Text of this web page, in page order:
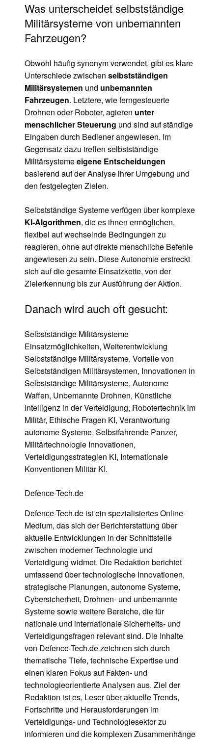
Was unterscheidet selbstständige
Militärsysteme von unbemannten
Fahrzeugen?
Obwohl häufig synonym verwendet, gibt es klare
Unterschiede zwischen selbstständigen
Militärsystemen und unbemannten
Fahrzeugen. Letztere, wie ferngesteuerte
Drohnen oder Roboter, agieren unter
menschlicher Steuerung und sind auf ständige
Eingaben durch Bediener angewiesen. Im
Gegensatz dazu treffen selbstständige
Militärsystemeeigene Entscheidungen
basierend auf der Analyse ihrer Umgebung und
den festgelegten Zielen.
Selbstständige Systeme verfügen über komplexe
KI-Algorithmen, die es ihnen ermöglichen,
flexibel auf wechselnde Bedingungen zu
reagieren, ohne auf direkte menschliche Befehle
angewiesen zu sein. Diese Autonomie erstreckt
sich auf die gesamte Einsatzkette, von der
Zielerkennung bis zur Ausführung der Aktion.
Danach wird auch oft gesucht:
Selbstständige Militärsysteme
Einsatzmöglichkeiten, Weiterentwicklung
Selbstständige Militärsysteme, Vorteile von
Selbstständigen Militärsystemen, Innovationen in
Selbstständige Militärsysteme, Autonome
Waffen, Unbemannte Drohnen, Künstliche
Intelligenz in der Verteidigung, Robotertechnik im
Militär, Ethische Fragen KI, Verantwortung
autonome Systeme, Selbstfahrende Panzer,
Militärtechnologie Innovationen,
Verteidigungsstrategien KI, Internationale
Konventionen Militär KI.
Defence-Tech.de
Defence-Tech.de ist ein spezialisiertes Online-
Medium, das sich der Berichterstattung über
aktuelle Entwicklungen in der Schnittstelle
zwischen moderner Technologie und
Verteidigung widmet. Die Redaktion berichtet
umfassend über technologische Innovationen,
strategische Planungen, autonome Systeme,
Cybersicherheit, Drohnen- und unbemannte
Systeme sowie weitere Bereiche, die für
nationale und internationale Sicherheits- und
Verteidigungsfragen relevant sind. Die Inhalte
von Defence-Tech.de zeichnen sich durch
thematische Tiefe, technische Expertise und
einen klaren Fokus auf Fakten- und
technologieorientierte Analysen aus. Ziel der
Redaktion ist es, Leser über aktuelle Trends,
Fortschritte und Herausforderungen im
Verteidigungs- und Technologiesektor zu
informieren und die komplexen Zusammenhänge